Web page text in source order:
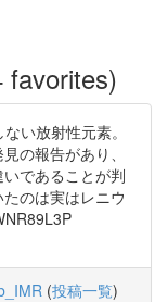
favorites)
い放射性元素。
の報告があり、
であることが判
のは実はレニウ
(投稿一覧)